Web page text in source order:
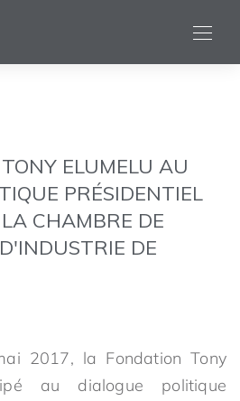
ELUMELU AU
PRÉSIDENTIEL
CHAMBRE DE
DE
2017, la Fondation Tony
au dialogue politique